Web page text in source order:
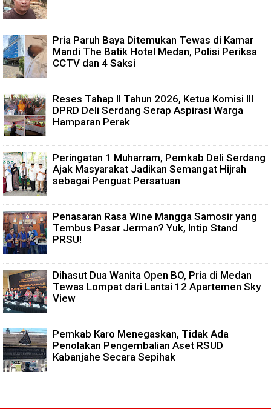
Pria Paruh Baya Ditemukan Tewas di Kamar
Mandi The Batik Hotel Medan, Polisi Periksa
CCTV dan 4 Saksi
Reses Tahap II Tahun 2026, Ketua Komisi III
DPRD Deli Serdang Serap Aspirasi Warga
Hamparan Perak
Peringatan 1 Muharram, Pemkab Deli Serdang
Ajak Masyarakat Jadikan Semangat Hijrah
sebagai Penguat Persatuan
Penasaran Rasa Wine Mangga Samosir yang
Tembus Pasar Jerman? Yuk, Intip Stand
PRSU!
Dihasut Dua Wanita Open BO, Pria di Medan
Tewas Lompat dari Lantai 12 Apartemen Sky
View
Pemkab Karo Menegaskan, Tidak Ada
Penolakan Pengembalian Aset RSUD
Kabanjahe Secara Sepihak